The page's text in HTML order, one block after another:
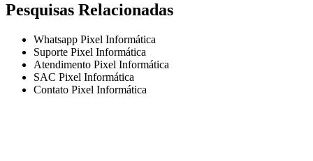
Pesquisas Relacionadas
Whatsapp Pixel Informática
Suporte Pixel Informática
Atendimento Pixel Informática
SAC Pixel Informática
Contato Pixel Informática